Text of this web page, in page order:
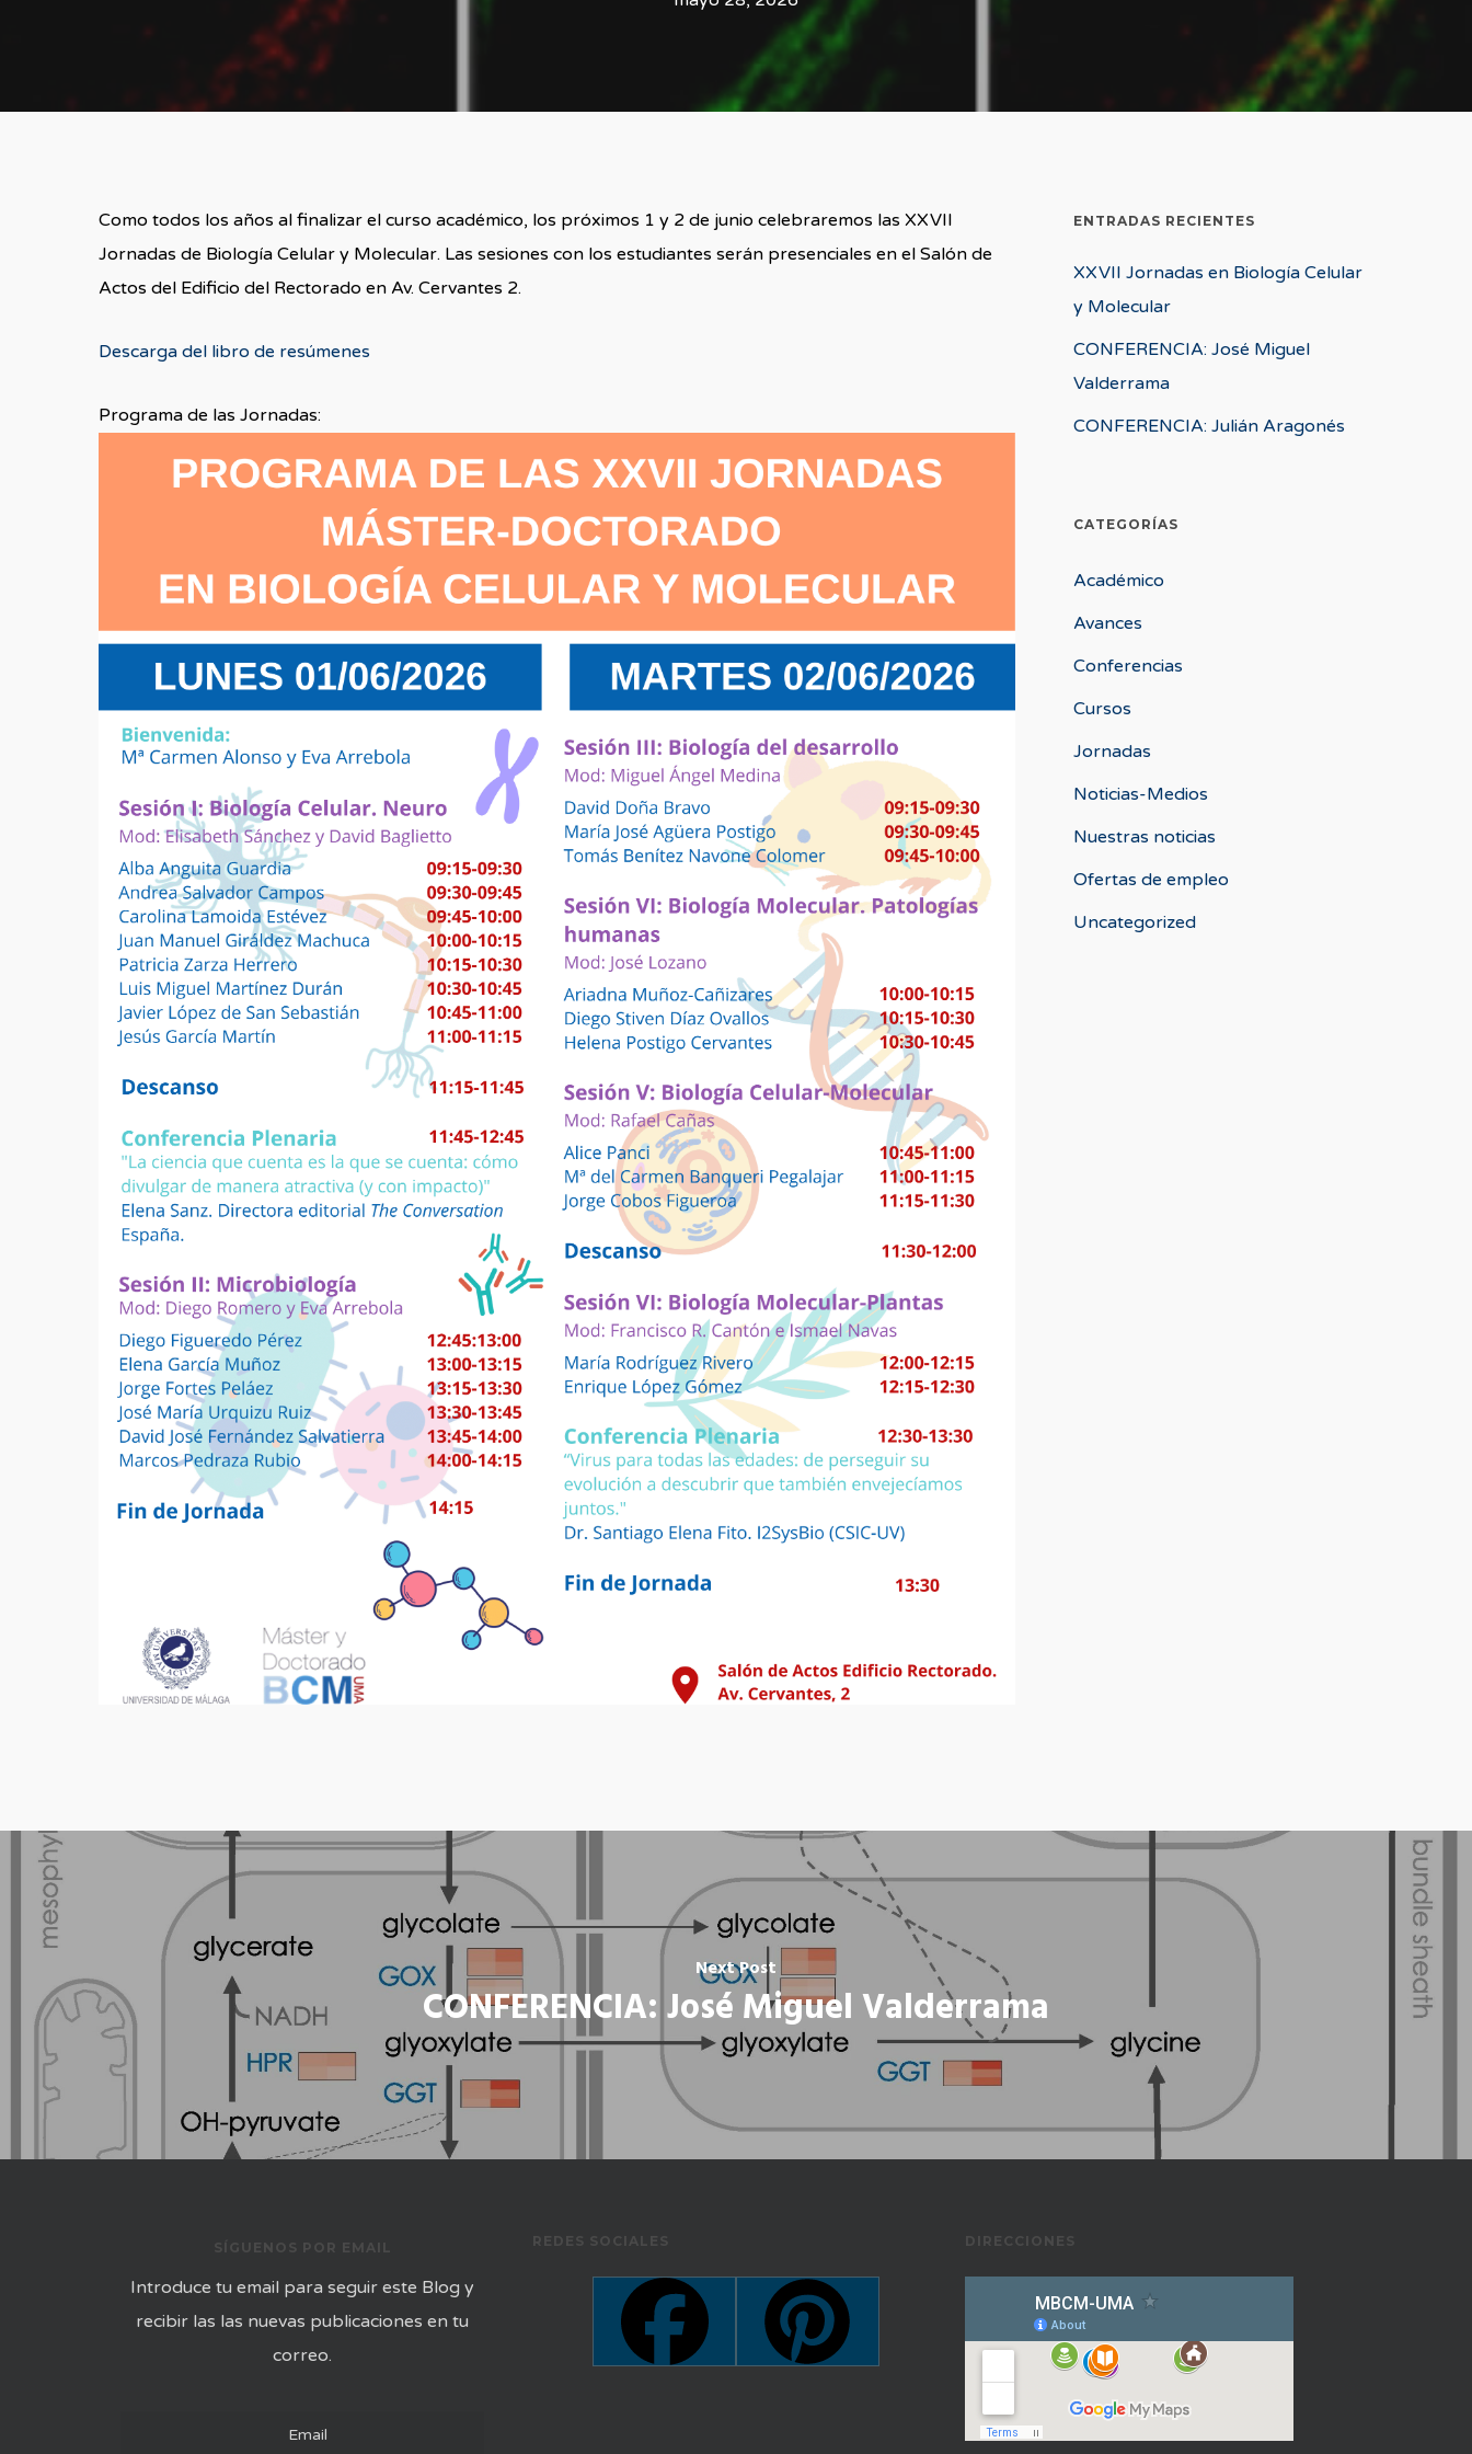
Como todos los años al finalizar el curso académico, los próximos 1 y 2 de junio celebraremos las XXVII
Jornadas de Biología Celular y Molecular. Las sesiones con los estudiantes serán presenciales en el Salón de
Actos del Edificio del Rectorado en Av. Cervantes 2.
Descarga del libro de resúmenes
Programa de las Jornadas:
ENTRADAS RECIENTES
XXVII Jornadas en Biología Celular
y Molecular
CONFERENCIA: José Miguel
Valderrama
CONFERENCIA: Julián Aragonés
CATEGORÍAS
Académico
Avances
Conferencias
Cursos
Jornadas
Noticias-Medios
Nuestras noticias
Ofertas de empleo
Uncategorized
Next Post
CONFERENCIA: José Miguel Valderrama
SÍGUENOS POR EMAIL
Introduce tu email para seguir este Blog y
recibir las las nuevas publicaciones en tu
correo.
REDES SOCIALES DIRECCIONES